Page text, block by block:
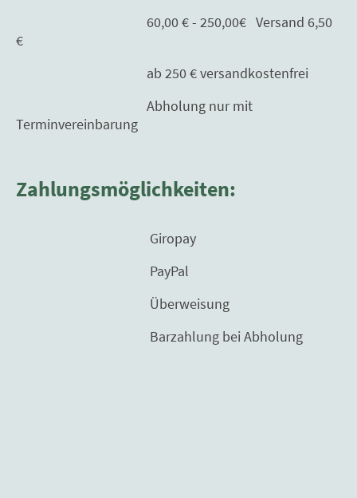
60,00 € - 250,00€ Versand 6,50
€
ab 250 € versandkostenfrei
Abholung nur mit
Terminvereinbarung
Zahlungsmöglichkeiten:
Giropay
PayPal
Überweisung
Barzahlung bei Abholung